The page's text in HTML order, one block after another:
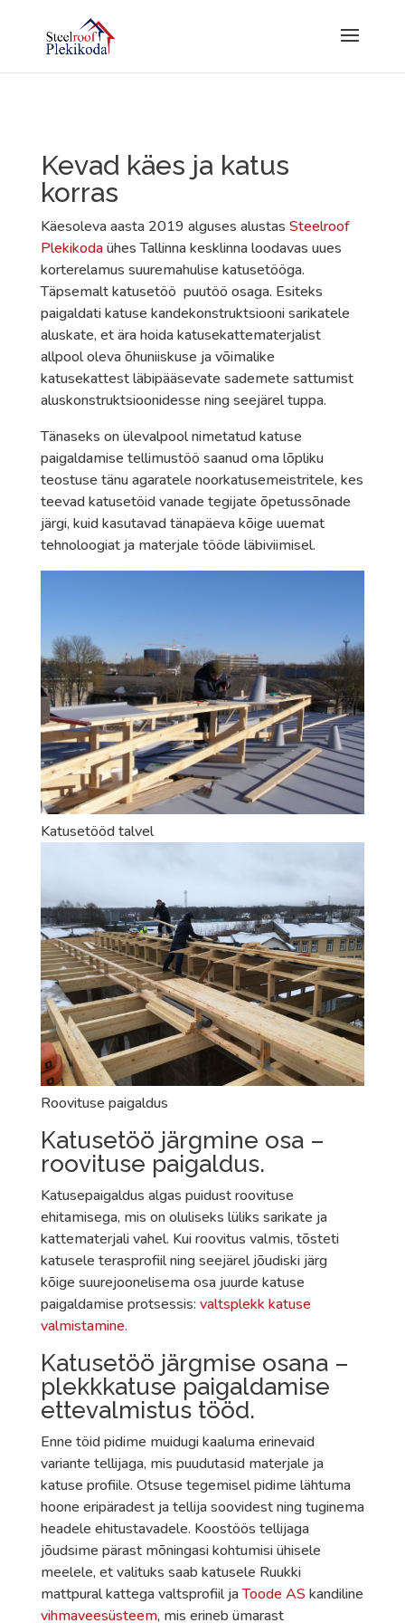
Kevad käes ja katus
korras
Käesoleva aasta 2019 alguses alustas Steelroof
Plekikodaühes Tallinna kesklinna loodavas uues
korterelamus suuremahulise katusetööga.
Täpsemalt katusetöö puutöö osaga. Esiteks
paigaldati katuse kandekonstruktsiooni sarikatele
aluskate, et ära hoida katusekattematerjalist
allpool oleva õhuniiskuse ja võimalike
katusekattest läbipääsevate sademete sattumist
aluskonstruktsioonidesse ning seejärel tuppa.
Tänaseks on ülevalpool nimetatud katuse
paigaldamise tellimustöö saanud oma lõpliku
teostuse tänu agaratele noorkatusemeistritele, kes
teevad katusetöid vanade tegijate õpetussõnade
järgi, kuid kasutavad tänapäeva kõige uuemat
tehnoloogiat ja materjale tööde läbiviimisel.
Katusetööd talvel
Roovituse paigaldus
Katusetöö järgmine osa –
roovituse paigaldus.
Katusepaigaldus algas puidust roovituse
ehitamisega, mis on oluliseks lüliks sarikate ja
kattematerjali vahel. Kui roovitus valmis, tõsteti
katusele terasprofiil ning seejärel jõudiski järg
kõige suurejoonelisema osa juurde katuse
paigaldamise protsessis: valtsplekk katuse
valmistamine.
Katusetöö järgmise osana –
plekkkatuse paigaldamise
ettevalmistus tööd.
Enne töid pidime muidugi kaaluma erinevaid
variante tellijaga, mis puudutasid materjale ja
katuse profiile. Otsuse tegemisel pidime lähtuma
hoone eripäradest ja tellija soovidest ning tuginema
headele ehitustavadele. Koostöös tellijaga
jõudsime pärast mõningasi kohtumisi ühisele
meelele, et valituks saab katusele Ruukki
mattpural kattega valtsprofiil jaToode AS kandiline
vihmaveesüsteem, mis erineb ümarast